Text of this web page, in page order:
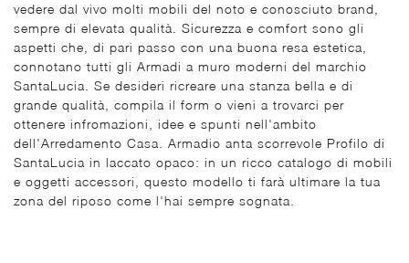
vedere dal vivo molti mobili del noto e conosciuto brand,
sempre di elevata qualità. Sicurezza e comfort sono gli
aspetti che, di pari passo con una buona resa estetica,
connotano tutti gli Armadi a muro moderni del marchio
SantaLucia. Se desideri ricreare una stanza bella e di
grande qualità, compila il form o vieni a trovarci per
ottenere infromazioni, idee e spunti nell'ambito
dell'Arredamento Casa. Armadio anta scorrevole Profilo di
SantaLucia in laccato opaco: in un ricco catalogo di mobili
e oggetti accessori, questo modello ti farà ultimare la tua
zona del riposo come l'hai sempre sognata.